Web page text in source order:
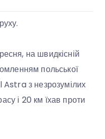
на швидкісній
польської
Astra з незрозумілих
і 20 км їхав проти